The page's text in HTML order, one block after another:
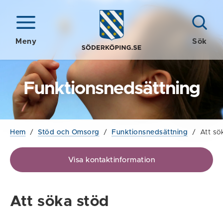
Meny Sök
Funktionsnedsättning
Hem / Stöd och Omsorg / Funktionsnedsättning / Att
Visa kontaktinformation
Att söka stöd